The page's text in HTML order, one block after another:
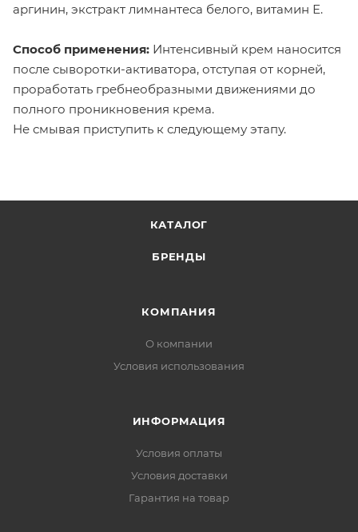
аргинин, экстракт лимнантеса белого, витамин Е.
Способ применения: Интенсивный крем наносится
после сыворотки-активатора, отступая от корней,
проработать гребнеобразными движениями до
полного проникновения крема.
Не смывая приступить к следующему этапу.
КАТАЛОГ
БРЕНДЫ
КОМПАНИЯ
О компании
Условия использования
ИНФОРМАЦИЯ
Условия оплаты
Условия доставки
Гарантия на товар